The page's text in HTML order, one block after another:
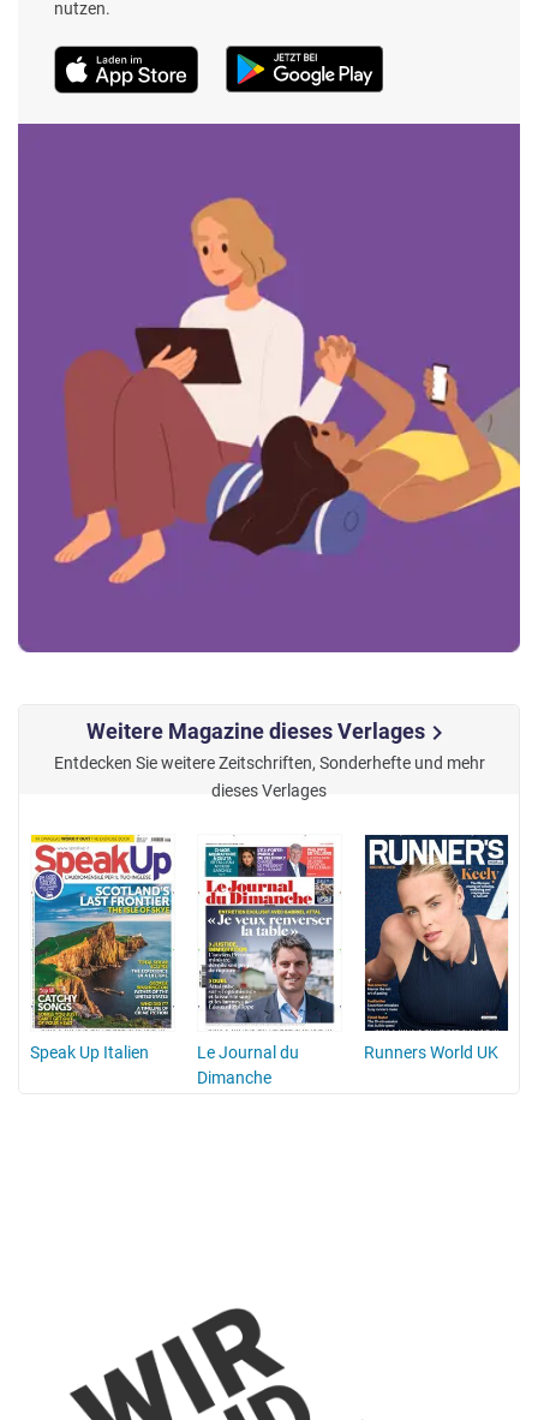
nutzen.
Weitere Magazine dieses Verlageschevron_right
Entdecken Sie weitere Zeitschriften, Sonderhefte und mehr
dieses Verlages
Speak Up Italien
Le Journal du
Dimanche
Runners World UK